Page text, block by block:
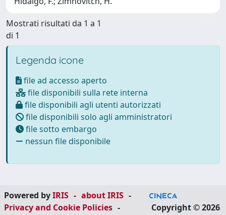
Mostrati risultati da 1 a 1
di 1
Legenda icone
file ad accesso aperto
file disponibili sulla rete interna
file disponibili agli utenti autorizzati
file disponibili solo agli amministratori
file sotto embargo
nessun file disponibile
Powered byIRIS - about IRIS -
Privacy and Cookie Policies -
Copyright © 2026